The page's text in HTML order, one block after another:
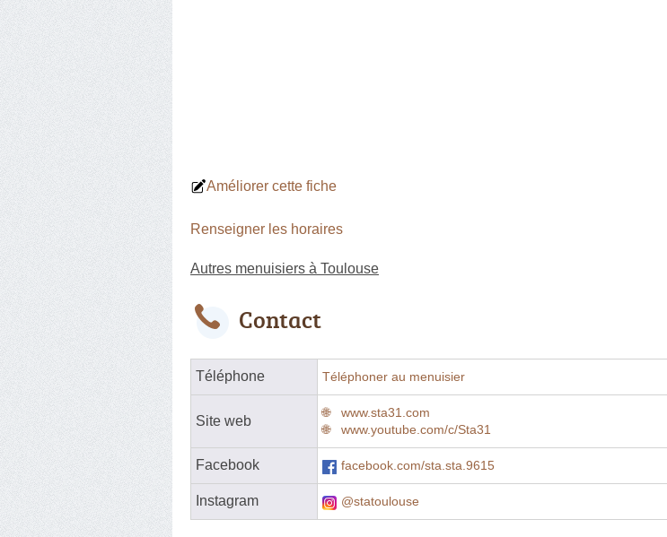
Améliorer cette fiche
Renseigner les horaires
Autres menuisiers à Toulouse
Contact
Téléphone Téléphoner au menuisier
Site web
www.sta31.com
www.youtube.com/c/Sta31
Facebook facebook.com/sta.sta.9615
Instagram @statoulouse